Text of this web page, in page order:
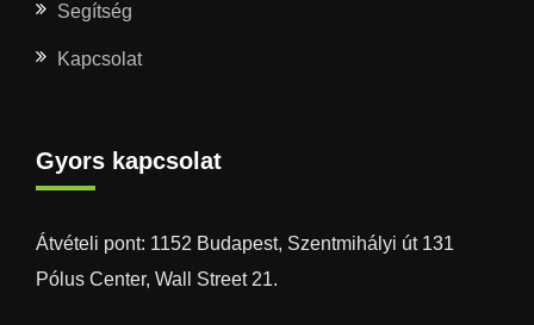
Segítség
Kapcsolat
Gyors kapcsolat
Átvételi pont: 1152 Budapest, Szentmihályi út 131
Pólus Center, Wall Street 21.